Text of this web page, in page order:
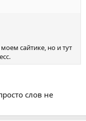
сайтике, но и тут
слов не